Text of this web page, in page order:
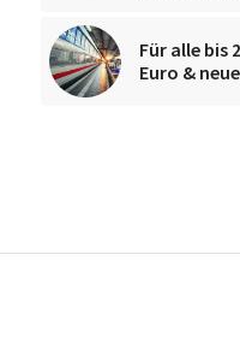
Für alle bis
Euro &